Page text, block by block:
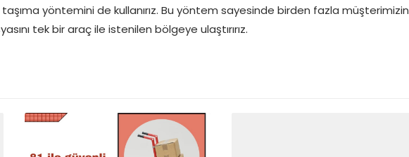
taşıma yöntemini de kullanırız. Bu yöntem sayesinde birden fazla müşterimizin
tek bir araç ile istenilen bölgeye ulaştırırız.